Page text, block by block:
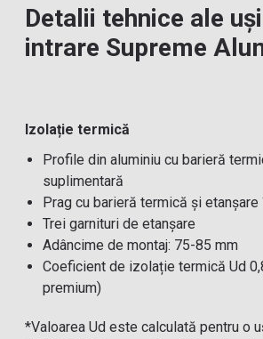
Detalii tehnice ale
intrare Supreme
Izolație termică
Profile din aluminiu cu barieră
suplimentară
Prag cu barieră termică și etanșare
Trei garnituri de etanșare
Adâncime de montaj: 75-85 mm
Coeficient de izolație termică Ud
premium)
*Valoarea Ud este calculată pentru o